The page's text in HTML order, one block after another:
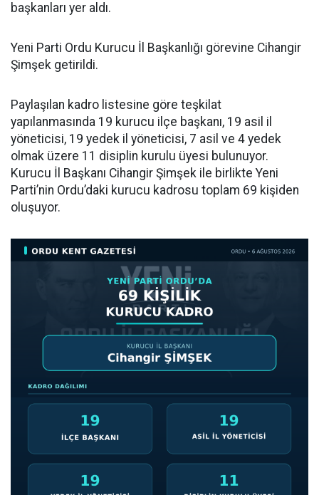
başkanları yer aldı.
Yeni Parti Ordu Kurucu İl Başkanlığı görevine Cihangir
Şimşek getirildi.
Paylaşılan kadro listesine göre teşkilat
yapılanmasında 19 kurucu ilçe başkanı, 19 asil il
yöneticisi, 19 yedek il yöneticisi, 7 asil ve 4 yedek
olmak üzere 11 disiplin kurulu üyesi bulunuyor.
Kurucu İl Başkanı Cihangir Şimşek ile birlikte Yeni
Parti’nin Ordu’daki kurucu kadrosu toplam 69 kişiden
oluşuyor.